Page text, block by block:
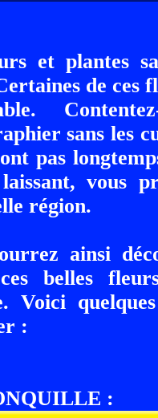
et plantes
de ces
sans les
pas
vous
région.
ainsi
belles
Voici
:
: